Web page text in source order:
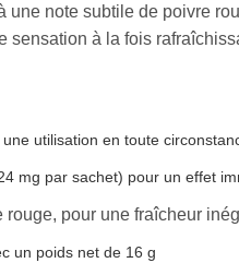
une note subtile de poivre
sensation à la fois
utilisation en toute
mg par sachet) pour un effet
pour une fraîcheur
un poids net de 16 g